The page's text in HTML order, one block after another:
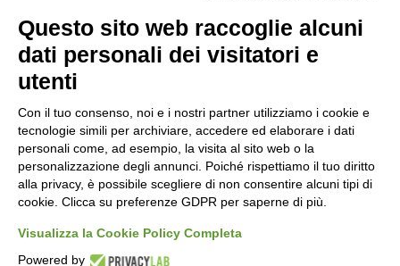
Molinaro Manufattipunta sulla qualità certificata,
con importanti attestazioni che garantiscono
prodotti e servizi all’avanguardia nel settore del
calcestruzzo.
Questo sito web raccoglie alcuni
dati personali dei visitatori e
utenti
Con il tuo consenso, noi e i nostri partner utilizziamo i cookie e
tecnologie simili per archiviare, accedere ed elaborare i dati
personali come, ad esempio, la visita al sito web o la
personalizzazione degli annunci. Poiché rispettiamo il tuo diritto
alla privacy, è possibile scegliere di non consentire alcuni tipi di
cookie. Clicca su preferenze GDPR per saperne di più.
Visualizza la Cookie Policy Completa
Powered by